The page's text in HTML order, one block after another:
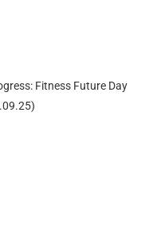
Fitness Future Day